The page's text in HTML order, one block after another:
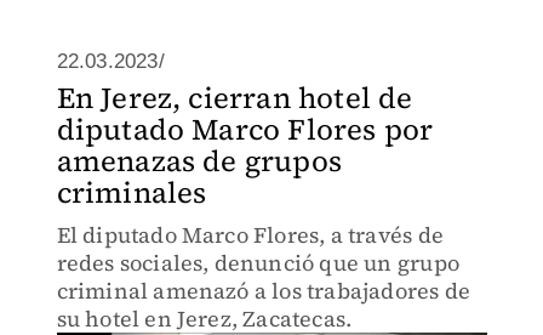
22.03.2023/
En Jerez, cierran hotel de
diputado Marco Flores por
amenazas de grupos
criminales
El diputado Marco Flores, a través de
redes sociales, denunció que un grupo
criminal amenazó a los trabajadores de
su hotel en Jerez, Zacatecas.